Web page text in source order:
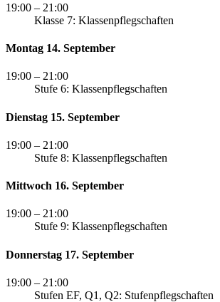
19:00 – 21:00
Klasse 7: Klassenpflegschaften
Montag 14. September
19:00 – 21:00
Stufe 6: Klassenpflegschaften
Dienstag 15. September
19:00 – 21:00
Stufe 8: Klassenpflegschaften
Mittwoch 16. September
19:00 – 21:00
Stufe 9: Klassenpflegschaften
Donnerstag 17. September
19:00 – 21:00
Stufen EF, Q1, Q2: Stufenpflegschaften